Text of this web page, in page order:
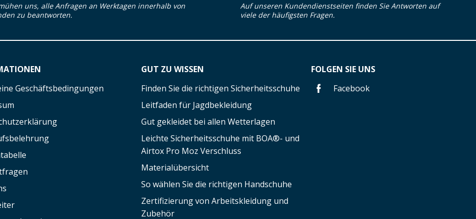
uns, alle Anfragen an Werktagen innerhalb von
zu beantworten.
Auf unseren Kundendienstseiten finden Sie Antworten auf
viele der häufigsten Fragen.
Geschäftsbedingungen
GUT ZU WISSEN
Finden Sie die richtigen Sicherheitsschuhe
Leitfaden für Jagdbekleidung
Gut gekleidet bei allen Wetterlagen
Leichte Sicherheitsschuhe mit BOA®- und
Airtox Pro Moz Verschluss
Materialübersicht
So wählen Sie die richtigen Handschuhe
Zertifizierung von Arbeitskleidung und
Zubehör
FOLGEN SIE UNS
Facebook